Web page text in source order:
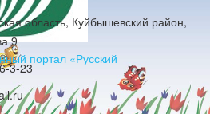
портал «Русский
область, Куйбышевский район,
9
3-23